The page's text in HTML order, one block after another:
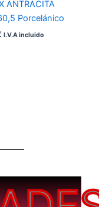
ANTRACITA
Porcelánico
I.V.A incluido